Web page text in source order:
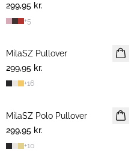
2 FOR 500 DKK
299,95 kr.
+5
2 FOR 500 DKK
MilaSZ Pullover
299,95 kr.
+16
2 FOR 500 DKK
MilaSZ Polo Pullover
299,95 kr.
+10